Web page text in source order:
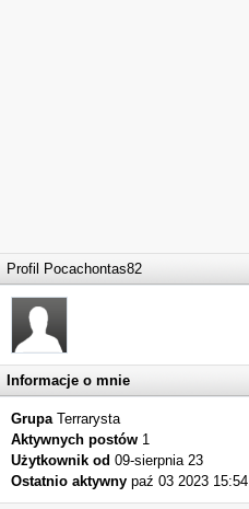
Profil Pocachontas82
Informacje o mnie
GrupaTerrarysta
Aktywnych postów 1
Użytkownik od 09-sierpnia 23
Ostatnio aktywny paź 03 2023 15:54